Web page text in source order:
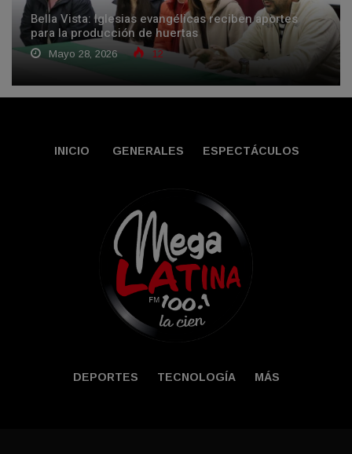
Bella Vista: Iglesias evangélicas reciben aportes
para la producción de huertas
Mayo 28, 2026 12
INICIO GENERALES ESPECTÁCULOS
DEPORTES TECNOLOGÍA MÁS